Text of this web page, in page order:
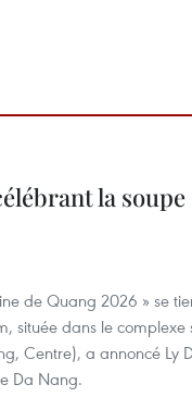
la soupe
de Quang 2026 » se
située dans le complexe
Centre), a annoncé Ly
Da Nang.